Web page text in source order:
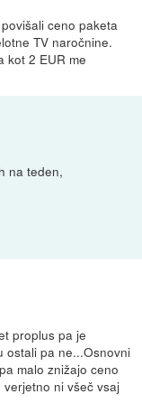
ceno paketa
TV naročnine.
kot 2 EUR me
na teden,
proplus pa je
ostali pa ne...Osnovni
malo znižajo ceno
ni všeč vsaj